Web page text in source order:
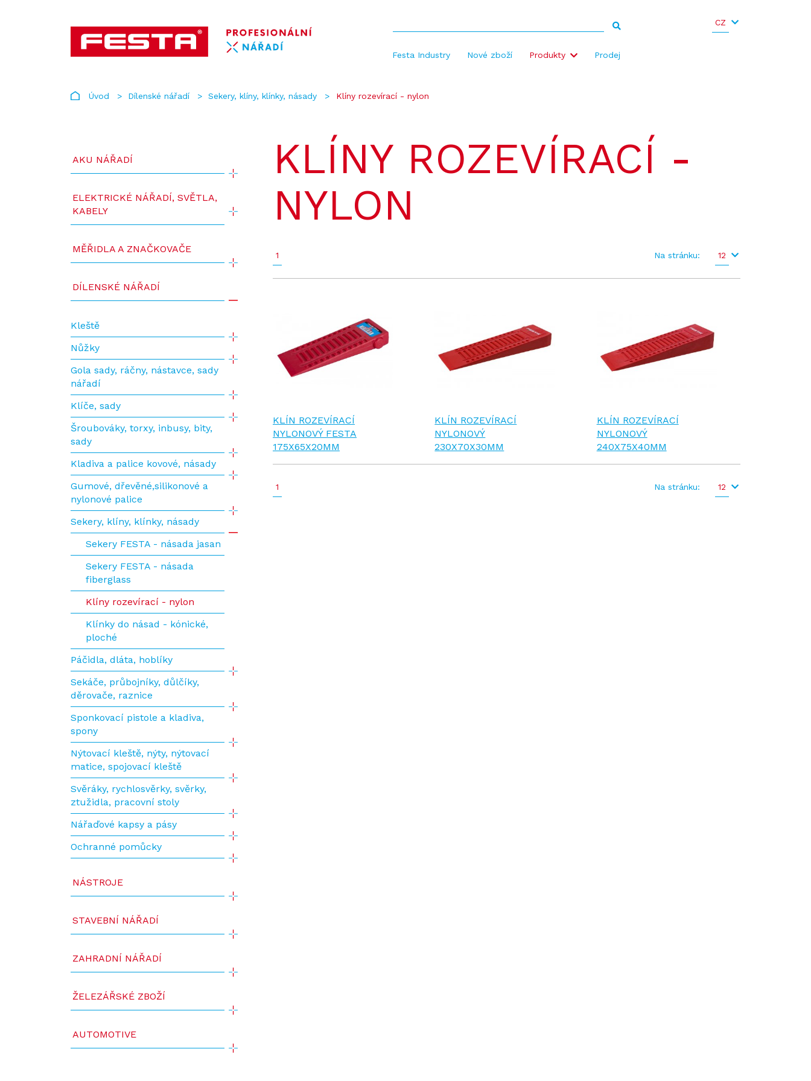
Festa Industry Nové zboží Produkty Prodej
CZ
Úvod Dílenské nářadí Sekery, klíny, klínky, násady Klíny rozevírací - nylon
AKU NÁŘADÍ
ELEKTRICKÉ NÁŘADÍ, SVĚTLA,
KABELY
MĚŘIDLA A ZNAČKOVAČE
DÍLENSKÉ NÁŘADÍ
Kleště
Nůžky
Gola sady, ráčny, nástavce, sady
nářadí
Klíče, sady
Šroubováky, torxy, inbusy, bity,
sady
Kladiva a palice kovové, násady
Gumové, dřevěné,silikonové a
nylonové palice
Sekery, klíny, klínky, násady
Sekery FESTA - násada jasan
Sekery FESTA - násada
fiberglass
Klíny rozevírací - nylon
Klínky do násad - kónické,
ploché
Páčidla, dláta, hoblíky
Sekáče, průbojníky, důlčíky,
děrovače, raznice
Sponkovací pistole a kladiva,
spony
Nýtovací kleště, nýty, nýtovací
matice, spojovací kleště
Svěráky, rychlosvěrky, svěrky,
ztužidla, pracovní stoly
Nářaďové kapsy a pásy
Ochranné pomůcky
NÁSTROJE
STAVEBNÍ NÁŘADÍ
ZAHRADNÍ NÁŘADÍ
ŽELEZÁŘSKÉ ZBOŽÍ
AUTOMOTIVE
KLÍNY ROZEVÍRACÍ -
NYLON
1 Na stránku: 12
KLÍN ROZEVÍRACÍ
NYLONOVÝ FESTA
175X65X20MM
KLÍN ROZEVÍRACÍ
NYLONOVÝ
230X70X30MM
KLÍN ROZEVÍRACÍ
NYLONOVÝ
240X75X40MM
1 Na stránku: 12